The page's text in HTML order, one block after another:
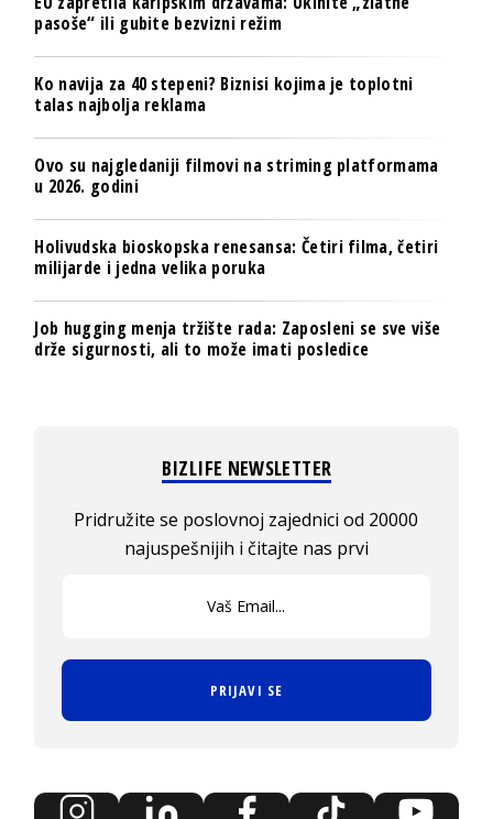
pasoše“ ili gubite bezvizni režim
Ko navija za 40 stepeni? Biznisi kojima je toplotni
talas najbolja reklama
Ovo su najgledaniji filmovi na striming platformama
u 2026. godini
Holivudska bioskopska renesansa: Četiri filma, četiri
milijarde i jedna velika poruka
Job hugging menja tržište rada: Zaposleni se sve više
drže sigurnosti, ali to može imati posledice
BIZLIFE NEWSLETTER
Pridružite se poslovnoj zajednici od 20000
najuspešnijih i čitajte nas prvi
PRIJAVI SE